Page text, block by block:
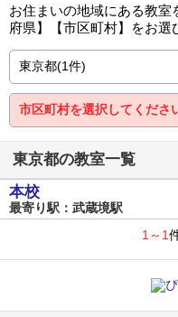
お住まいの地域にある教
府県】【市区町村】をお選
東京都の教室一覧
本校
最寄り駅：武蔵境駅
1～1